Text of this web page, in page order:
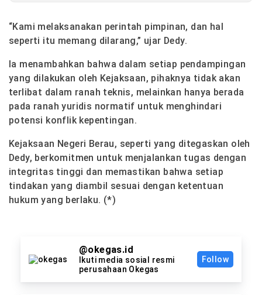
“Kami melaksanakan perintah pimpinan, dan hal
seperti itu memang dilarang,” ujar Dedy.
Ia menambahkan bahwa dalam setiap pendampingan
yang dilakukan oleh Kejaksaan, pihaknya tidak akan
terlibat dalam ranah teknis, melainkan hanya berada
pada ranah yuridis normatif untuk menghindari
potensi konflik kepentingan.
Kejaksaan Negeri Berau, seperti yang ditegaskan oleh
Dedy, berkomitmen untuk menjalankan tugas dengan
integritas tinggi dan memastikan bahwa setiap
tindakan yang diambil sesuai dengan ketentuan
hukum yang berlaku. (*)
@okegas.id
Ikuti media sosial resmi
perusahaan Okegas
Follow